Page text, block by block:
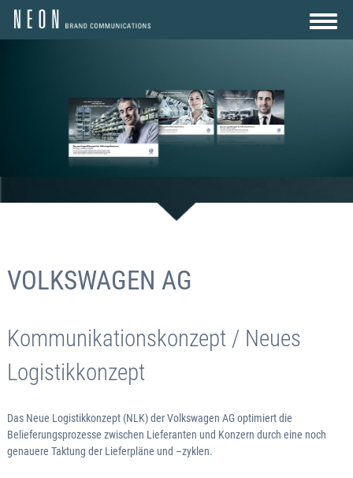
REFERENZEN
KARRIERE
VOLKSWAGEN AG
Kommunikationskonzept / Neues
Logistikkonzept
Das Neue Logistikkonzept (NLK) der Volkswagen AG optimiert die
Belieferungsprozesse zwischen Lieferanten und Konzern durch eine noch
genauere Taktung der Lieferpläne und –zyklen.